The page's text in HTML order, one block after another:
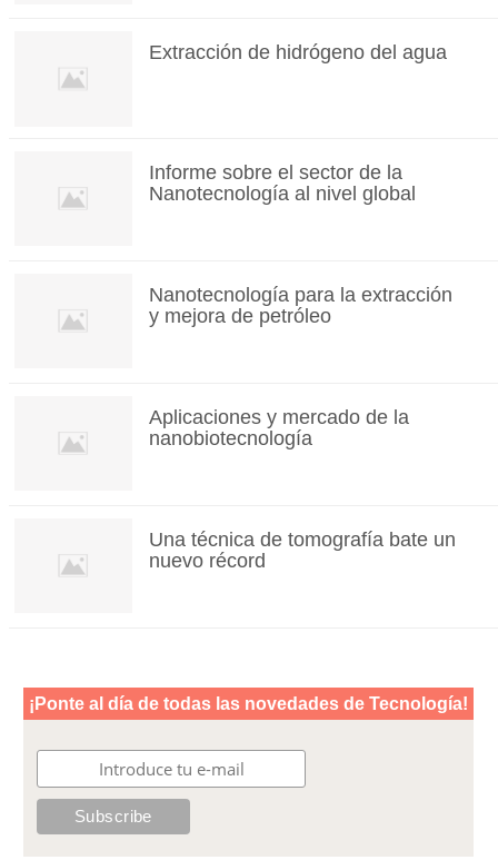
Extracción de hidrógeno del agua
Informe sobre el sector de la
Nanotecnología al nivel global
Nanotecnología para la extracción
y mejora de petróleo
Aplicaciones y mercado de la
nanobiotecnología
Una técnica de tomografía bate un
nuevo récord